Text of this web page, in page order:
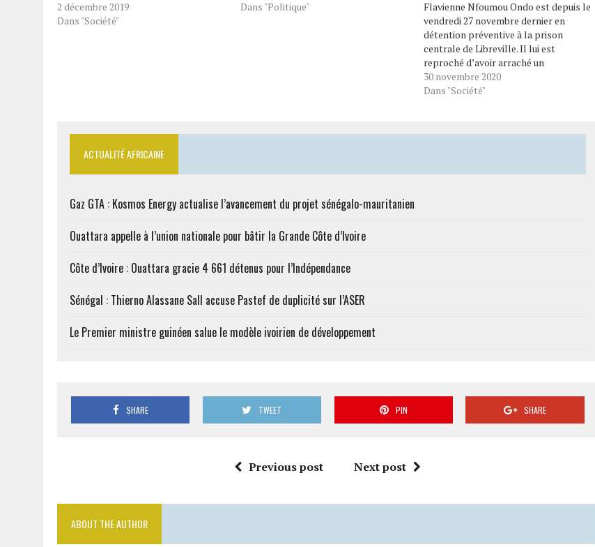
2 décembre 2019
Dans "Société"
Dans "Politique"
Flavienne Nfoumou Ondo est depuis le
vendredi 27 novembre dernier en
détention préventive à la prison
centrale de Libreville. Il lui est
reproché d’avoir arraché un
nourrisson à l’affectation de sa mère
Élodie Ndong Bikie pour la bagatelle
été citée…
30 novembre 2020
Dans "Société"
ACTUALITÉ AFRICAINE
Gaz GTA : Kosmos Energy actualise l’avancement du projet sénégalo-mauritanien
Ouattara appelle à l’union nationale pour bâtir la Grande Côte d’Ivoire
Côte d’Ivoire : Ouattara gracie 4 661 détenus pour l’Indépendance
Sénégal : Thierno Alassane Sall accuse Pastef de duplicité sur l’ASER
Le Premier ministre guinéen salue le modèle ivoirien de développement
SHARE TWEET PIN SHARE
Previous post Next post
ABOUT THE AUTHOR